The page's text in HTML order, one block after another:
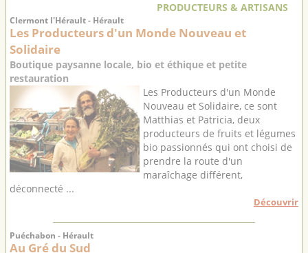
PRODUCTEURS & ARTISANS
Clermont l'Hérault - Hérault
Les Producteurs d'un Monde Nouveau et
Solidaire
Boutique paysanne locale, bio et éthique et petite
restauration
Les Producteurs d'un Monde
Nouveau et Solidaire, ce sont
Matthias et Patricia, deux
producteurs de fruits et légumes
bio passionnés qui ont choisi de
prendre la route d'un
maraîchage différent,
déconnecté ...
Découvrir
Puéchabon - Hérault
Au Gré du Sud